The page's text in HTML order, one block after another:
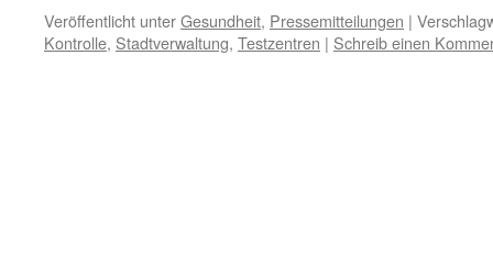
Veröffentlicht unterGesundheit, Pressemitteilungen |
Kontrolle, Stadtverwaltung, Testzentren | Schreib einen